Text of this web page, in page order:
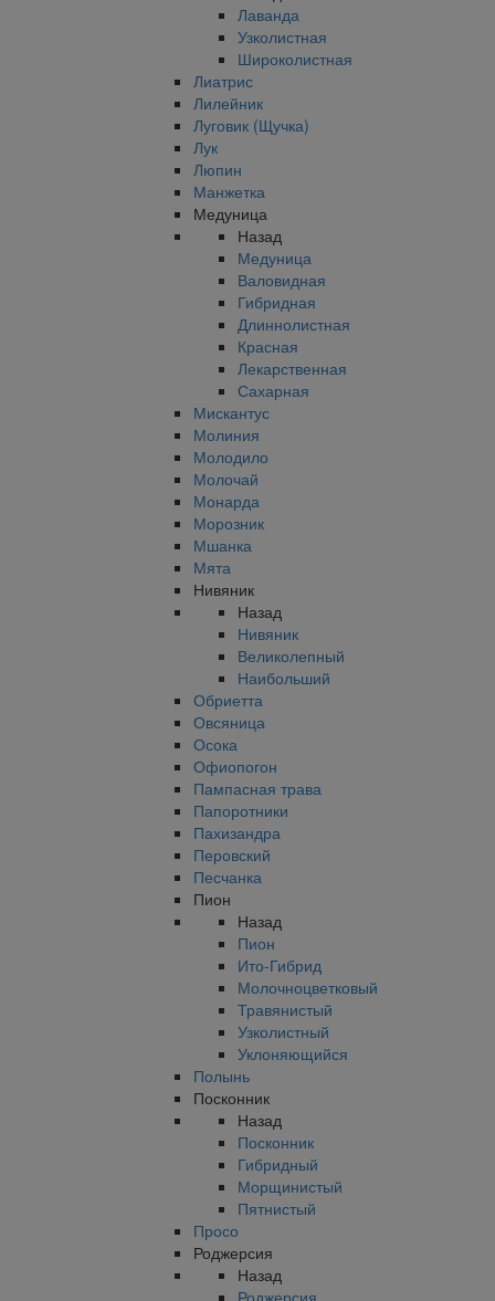
Лаванда
Узколистная
Широколистная
Лиатрис
Лилейник
Луговик (Щучка)
Лук
Люпин
Манжетка
Медуница
Назад
Медуница
Валовидная
Гибридная
Длиннолистная
Красная
Лекарственная
Сахарная
Мискантус
Молиния
Молодило
Молочай
Монарда
Морозник
Мшанка
Мята
Нивяник
Назад
Нивяник
Великолепный
Наибольший
Обриетта
Овсяница
Осока
Офиопогон
Пампасная трава
Папоротники
Пахизандра
Перовский
Песчанка
Пион
Назад
Пион
Ито-Гибрид
Молочноцветковый
Травянистый
Узколистный
Уклоняющийся
Полынь
Посконник
Назад
Посконник
Гибридный
Морщинистый
Пятнистый
Просо
Роджерсия
Назад
Роджерсия